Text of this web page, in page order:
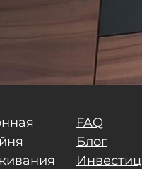
FAQ
Блог